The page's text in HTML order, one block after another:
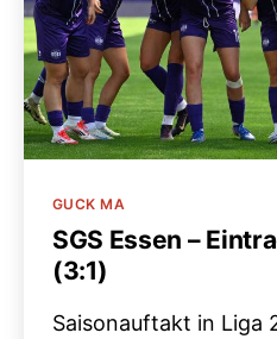
Kategorien
GUCK MA
SGS Essen –
(3:1)
Saisonauftakt in Liga